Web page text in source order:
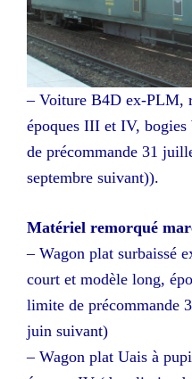
– Voiture B4D ex-PLM,
époques III et IV,
de précommande 31
septembre suivant)).
Matériel remorqué
– Wagon plat surbaissé
court et modèle long,
limite de précommande
juin suivant)
– Wagon plat Uais à